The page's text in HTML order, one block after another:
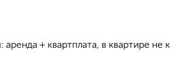
+ квартплата, в квартире не